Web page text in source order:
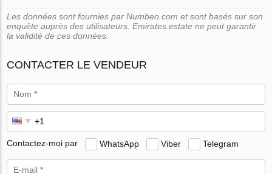
Les données sont fournies par Numbeo.com et sont basés sur son
enquête auprès des utilisateurs. Emirates.estate ne peut garantir
la validité de ces données.
CONTACTER LE VENDEUR
Contactez-moi par WhatsApp Viber Telegram